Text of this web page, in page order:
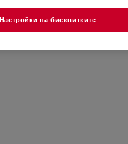
Настройки на бисквитките